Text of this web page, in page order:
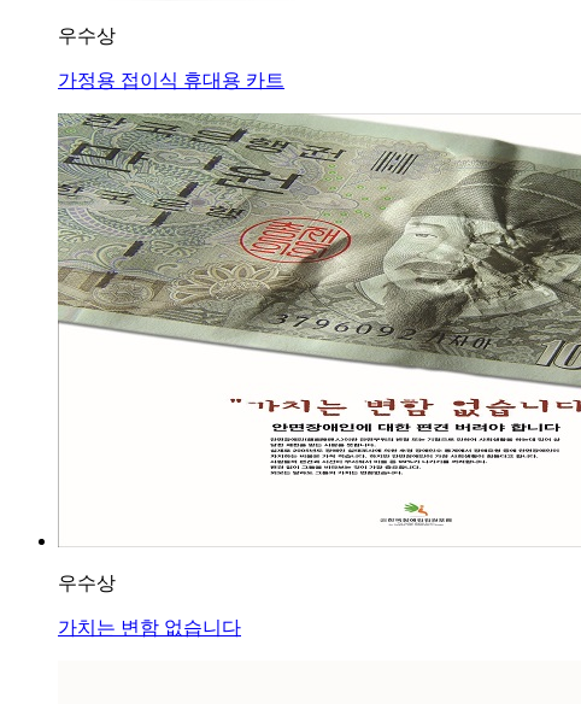
우수상
가정용 접이식 휴대용 카트
우수상
가치는 변함 없습니다